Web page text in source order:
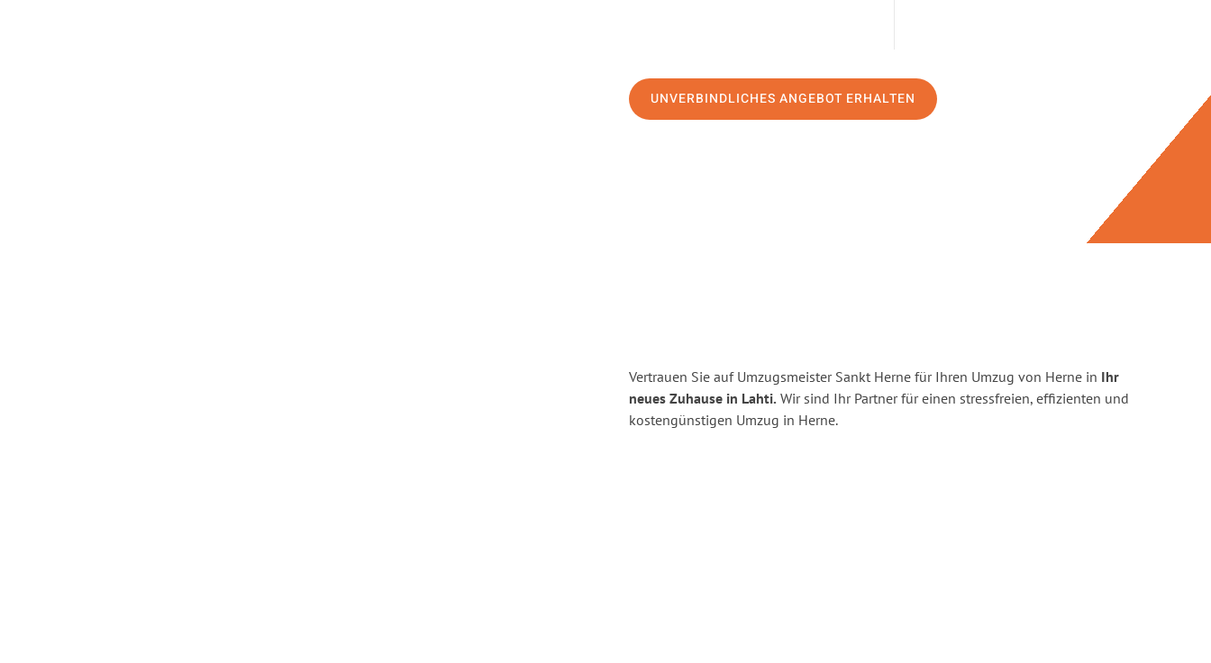
UNVERBINDLICHES ANGEBOT ERHALTEN
Vertrauen Sie auf Umzugsmeister Sankt Herne für Ihren Umzug von Herne in Ihr
neues Zuhause in Lahti. Wir sind Ihr Partner für einen stressfreien, effizienten und
kostengünstigen Umzug in Herne.